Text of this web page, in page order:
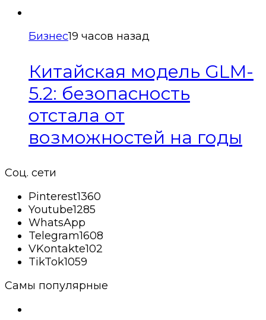
Бизнес19 часов назад
Китайская модель GLM-
5.2: безопасность
отстала от
возможностей на годы
Соц. сети
Pinterest1360
Youtube1285
WhatsApp
Telegram1608
VKontakte102
TikTok1059
Самы популярные